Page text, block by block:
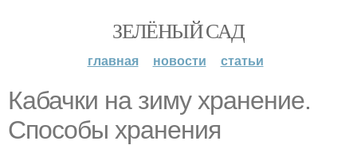
ЗЕЛЁНЫЙ САД
главная новости статьи
Кабачки на зиму хранение.
Способы хранения